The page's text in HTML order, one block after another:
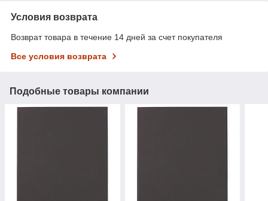
Условия возврата
Возврат товара в течение 14 дней за счет покупателя
Все условия возврата
Подобные товары компании